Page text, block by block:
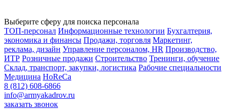
Выберите сферу для поиска персонала
ТОП-персонал Информационные технологии Бухгалтерия,
экономика и финансы Продажи, торговля Маркетинг,
реклама, дизайн Управление персоналом, HR Производство,
ИТР Розничные продажи Строительство Тренинги, обучение
Склад, транспорт, закупки, логистика Рабочие специальности
Медицина HoReCa
8 (812) 608-6866
info@armyakadrov.ru
заказать звонок